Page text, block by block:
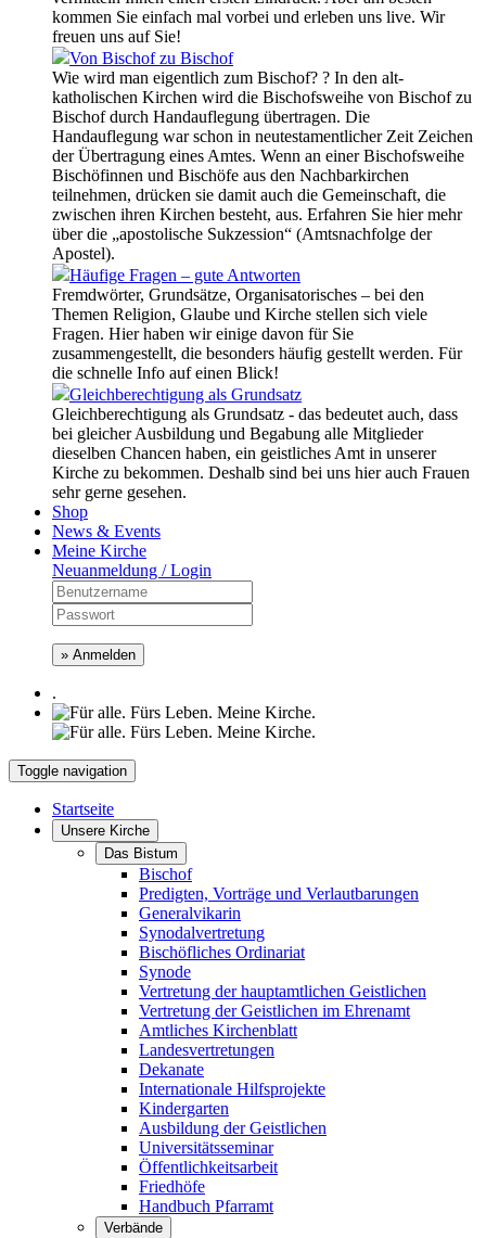
kommen Sie einfach mal vorbei und erleben uns live. Wir
freuen uns auf Sie!
Von Bischof zu Bischof
Wie wird man eigentlich zum Bischof? ? In den alt-
katholischen Kirchen wird die Bischofsweihe von Bischof zu
Bischof durch Handauflegung übertragen. Die
Handauflegung war schon in neutestamentlicher Zeit Zeichen
der Übertragung eines Amtes. Wenn an einer Bischofsweihe
Bischöfinnen und Bischöfe aus den Nachbarkirchen
teilnehmen, drücken sie damit auch die Gemeinschaft, die
zwischen ihren Kirchen besteht, aus. Erfahren Sie hier mehr
über die „apostolische Sukzession“ (Amtsnachfolge der
Apostel).
Häufige Fragen – gute Antworten
Fremdwörter, Grundsätze, Organisatorisches – bei den
Themen Religion, Glaube und Kirche stellen sich viele
Fragen. Hier haben wir einige davon für Sie
zusammengestellt, die besonders häufig gestellt werden. Für
die schnelle Info auf einen Blick!
Gleichberechtigung als Grundsatz
Gleichberechtigung als Grundsatz - das bedeutet auch, dass
bei gleicher Ausbildung und Begabung alle Mitglieder
dieselben Chancen haben, ein geistliches Amt in unserer
Kirche zu bekommen. Deshalb sind bei uns hier auch Frauen
sehr gerne gesehen.
Shop
News & Events
Meine Kirche
Neuanmeldung / Login
» Anmelden
.
Toggle navigation
Startseite
Unsere Kirche
Das Bistum
Bischof
Predigten, Vorträge und Verlautbarungen
Generalvikarin
Synodalvertretung
Bischöfliches Ordinariat
Synode
Vertretung der hauptamtlichen Geistlichen
Vertretung der Geistlichen im Ehrenamt
Amtliches Kirchenblatt
Landesvertretungen
Dekanate
Internationale Hilfsprojekte
Kindergarten
Ausbildung der Geistlichen
Universitätsseminar
Öffentlichkeitsarbeit
Friedhöfe
Handbuch Pfarramt
Verbände